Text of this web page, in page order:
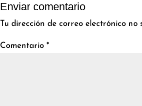
Enviar comentario
Tu dirección de correo electrónico no
Comentario*